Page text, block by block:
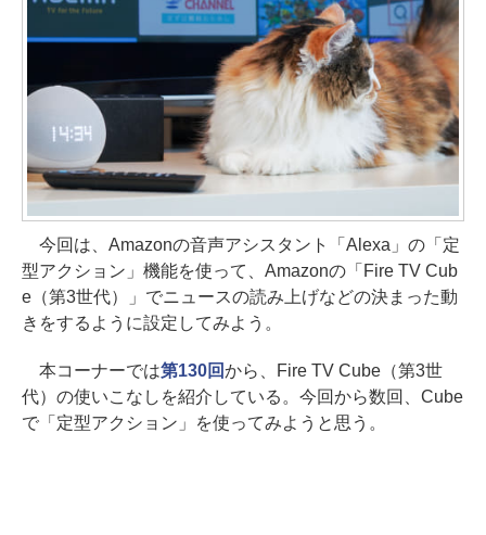
今回は、Amazonの音声アシスタント「Alexa」の「定
型アクション」機能を使って、Amazonの「Fire TV Cub
e（第3世代）」でニュースの読み上げなどの決まった動
きをするように設定してみよう。
本コーナーでは第130回から、Fire TV Cube（第3世
代）の使いこなしを紹介している。今回から数回、Cube
で「定型アクション」を使ってみようと思う。